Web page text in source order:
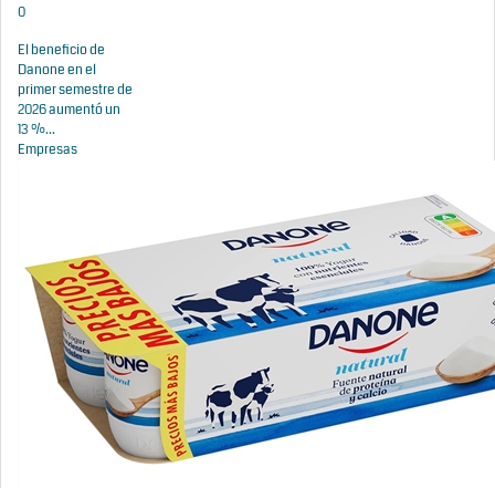
0
El beneficio de
Danone en el
primer semestre de
2026 aumentó un
13 %...
Empresas